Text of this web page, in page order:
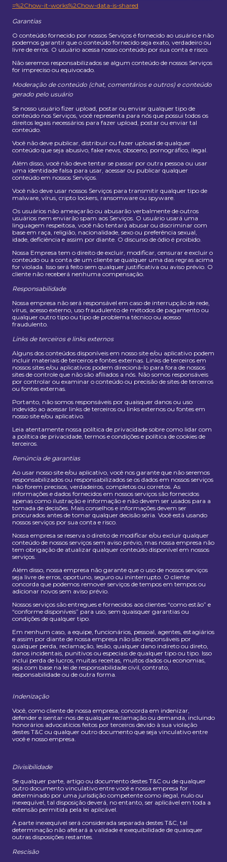
=%2Chow-it-works%2Chow-data-is-shared
Garantias
O conteúdo fornecido por nossos Serviços é fornecido ao usuário e não
podemos garantir que o conteúdo fornecido seja exato, verdadeiro ou
livre de erros. O usuário acessa nosso conteúdo por sua conta e risco.
Não seremos responsabilizados se algum conteúdo de nossos Serviços
for impreciso ou equivocado.
Moderação de conteúdo (chat, comentários e outros) e conteúdo
gerado pelo usuário
Se nosso usuário fizer upload, postar ou enviar qualquer tipo de
conteúdo nos Serviços, você representa para nós que possui todos os
direitos legais necessários para fazer upload, postar ou enviar tal
conteúdo.
Você não deve publicar, distribuir ou fazer upload de qualquer
conteúdo que seja abusivo, fake news, obsceno, pornográfico, ilegal.
Além disso, você não deve tentar se passar por outra pessoa ou usar
uma identidade falsa para usar, acessar ou publicar qualquer
conteúdo em nossos Serviços.
Você não deve usar nossos Serviços para transmitir qualquer tipo de
malware, vírus, cripto lockers, ransomware ou spyware.
Os usuários não ameaçarão ou abusarão verbalmente de outros
usuários nem enviarão spam aos Serviços. O usuário usará uma
linguagem respeitosa, você não tentará abusar ou discriminar com
base em raça, religião, nacionalidade, sexo ou preferência sexual,
idade, deficiência e assim por diante. O discurso de ódio é proibido.
Nossa Empresa tem o direito de excluir, modificar, censurar e excluir o
conteúdo ou a conta de um cliente se qualquer uma das regras acima
for violada. Isso será feito sem qualquer justificativa ou aviso prévio. O
cliente não receberá nenhuma compensação.
Responsabilidade
Nossa empresa não será responsável em caso de interrupção de rede,
vírus, acesso externo, uso fraudulento de métodos de pagamento ou
qualquer outro tipo ou tipo de problema técnico ou acesso
fraudulento.
Links de terceiros e links externos
Alguns dos conteúdos disponíveis em nosso site e/ou aplicativo podem
incluir materiais de terceiros e fontes externas. Links de terceiros em
nossos sites e/ou aplicativos podem direcioná-lo para fora de nossos
sites de controle que não são afiliados a nós. Não somos responsáveis ​​
por controlar ou examinar o conteúdo ou precisão de sites de terceiros
ou fontes externas.
Portanto, não somos responsáveis ​​por quaisquer danos ou uso
indevido ao acessar links de terceiros ou links externos ou fontes em
nosso site e/ou aplicativo.
Leia atentamente nossa política de privacidade sobre como lidar com
a política de privacidade, termos e condições e política de cookies de
terceiros.
Renúncia de garantias
Ao usar nosso site e/ou aplicativo, você nos garante que não seremos
responsabilizados ou responsabilizados se os dados em nossos serviços
não forem precisos, verdadeiros, completos ou corretos. As
informações e dados fornecidos em nossos serviços são fornecidos
apenas como ilustração e informação e não devem ser usados ​​para a
tomada de decisões. Mais conselhos e informações devem ser
procurados antes de tomar qualquer decisão séria. Você está usando
nossos serviços por sua conta e risco.
Nossa empresa se reserva o direito de modificar e/ou excluir qualquer
conteúdo de nossos serviços sem aviso prévio, mas nossa empresa não
tem obrigação de atualizar qualquer conteúdo disponível em nossos
serviços.
Além disso, nossa empresa não garante que o uso de nossos serviços
seja livre de erros, oportuno, seguro ou ininterrupto. O cliente
concorda que podemos remover serviços de tempos em tempos ou
adicionar novos sem aviso prévio.
Nossos serviços são entregues e fornecidos aos clientes “como estão” e
“conforme disponíveis” para uso, sem quaisquer garantias ou
condições de qualquer tipo.
Em nenhum caso, a equipe, funcionários, pessoal, agentes, estagiários
e assim por diante de nossa empresa não são responsáveis ​​por
qualquer perda, reclamação, lesão, qualquer dano indireto ou direto,
danos incidentais, punitivos ou especiais de qualquer tipo ou tipo. Isso
inclui perda de lucros, muitas receitas, muitos dados ou economias,
seja com base na lei de responsabilidade civil, contrato,
responsabilidade ou de outra forma.
Indenização
Você, como cliente de nossa empresa, concorda em indenizar,
defender e isentar-nos de qualquer reclamação ou demanda, incluindo
honorários advocatícios feitos por terceiros devido à sua violação
destes T&C ou qualquer outro documento que seja vinculativo entre
você e nosso empresa.
Divisibilidade
Se qualquer parte, artigo ou documento destes T&C ou de qualquer
outro documento vinculativo entre você e nossa empresa for
determinado por uma jurisdição competente como ilegal, nulo ou
inexequível, tal disposição deverá, no entanto, ser aplicável em toda a
extensão permitida pela lei aplicável.
A parte inexequível será considerada separada destes T&C, tal
determinação não afetará a validade e exequibilidade de quaisquer
outras disposições restantes.
Rescisão